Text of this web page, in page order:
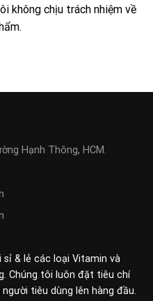
không chịu trách nhiệm về
Hạnh Thông, HCM.
sỉ & lẻ các loại Vitamin và
Chúng tôi luôn đặt tiêu chí
tiêu dùng lên hàng đầu.